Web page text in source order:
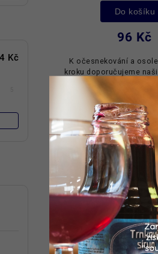
Kč
96 Kč
Do košíku
K očesnekování a
kroku doporučujeme
pastu obohacenou
kořenem. Složení:
(27%), světlený kořen*
označené...